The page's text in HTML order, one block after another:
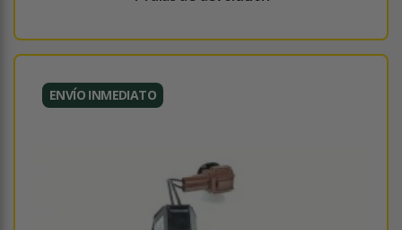
ENVÍO INMEDIATO